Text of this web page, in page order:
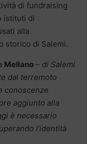
di fundraising
istituti di
alla
storico di Salemi.
Mellano – di Salemi
dal terremoto
conoscenze
aggiunto alla
è necessario
l’identità